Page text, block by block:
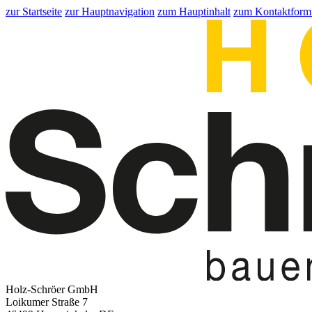
zur Startseite zur Hauptnavigation zum Hauptinhalt zum
Holz-Schröer GmbH
Loikumer Straße 7